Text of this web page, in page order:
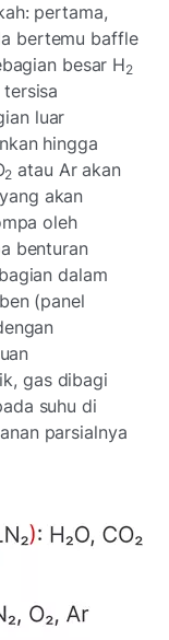
pertama,
bertemu baffle
besar H2
luar
hingga
2 atau Ar akan
akan
oleh
benturan
dalam
(panel
gas dibagi
suhu di
parsialnya